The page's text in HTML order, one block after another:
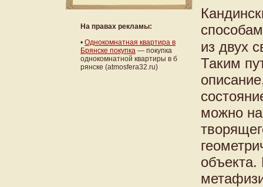
На правах рекламы:
• Однокомнатная квартира в
Брянске покупка — покупка
однокомнатной квартиры в б
рянске (atmosfera32.ru)
из двух
Таким
можно